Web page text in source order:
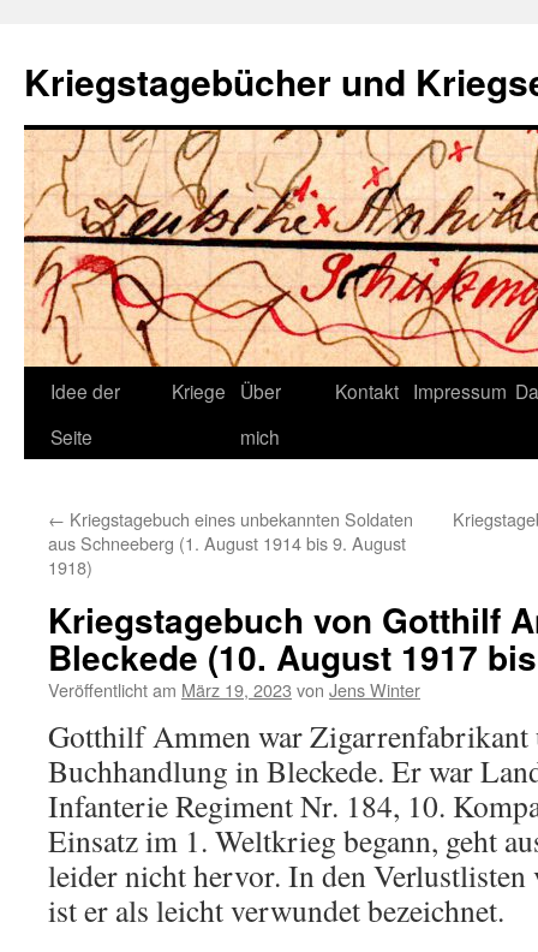
springen
Kriegstagebücher und
Idee der
Seite
Kriege
Über
mich
Kontakt Impressum
← Kriegstagebuch eines unbekannten Soldaten
aus Schneeberg (1. August 1914 bis 9. August
1918)
Kriegstagebuch von Gotthilf
Bleckede (10. August 1917
Veröffentlicht am März 19, 2023 von Jens Winter
Gotthilf Ammen war Zigarrenfabrikant
Buchhandlung in Bleckede. Er war
Infanterie Regiment Nr. 184, 10.
Einsatz im 1. Weltkrieg begann, geht
leider nicht hervor. In den
ist er als leicht verwundet bezeichnet.